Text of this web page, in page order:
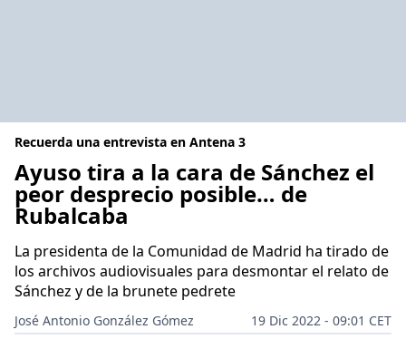
Recuerda una entrevista en Antena 3
Ayuso tira a la cara de Sánchez el
peor desprecio posible… de
Rubalcaba
La presidenta de la Comunidad de Madrid ha tirado de
los archivos audiovisuales para desmontar el relato de
Sánchez y de la brunete pedrete
José Antonio González Gómez
19 Dic 2022 - 09:01 CET